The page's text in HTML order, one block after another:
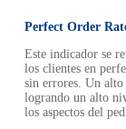
Perfect Order
Este indicador se
los clientes en
sin errores. Un alto
logrando un alto
los aspectos del